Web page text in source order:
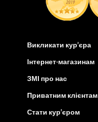
Викликати кур’єра
Інтернет-магазинам
ЗМІ про нас
Приватним клієнтам
Стати кур’єром